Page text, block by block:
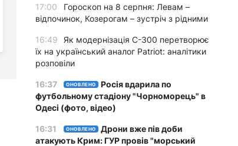
виділить Україні
мільйони доларів:
куди підуть гроші
17:00
Гороскоп на 8 серпня: Левам –
відпочинок, Козерогам – зустріч з рідними
16:49
Як модернізація С-300 перетворює
їх на український аналог Patriot: аналітики
розповіли
16:37 ОНОВЛЕНО
Росія вдарила по
футбольному стадіону "Чорноморець" в
Одесі (фото, відео)
16:31 ОНОВЛЕНО
Дрони вже пів доби
атакують Крим: ГУР провів "морський